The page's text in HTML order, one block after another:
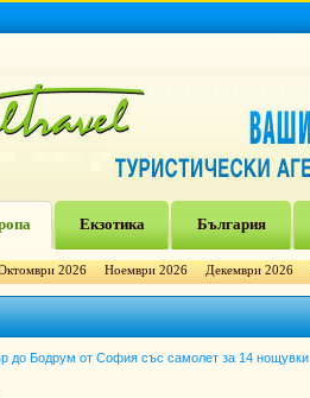
Екзотика България
2026 Ноември 2026 Декември 2026
до Бодрум от София със самолет за 14 нощувки